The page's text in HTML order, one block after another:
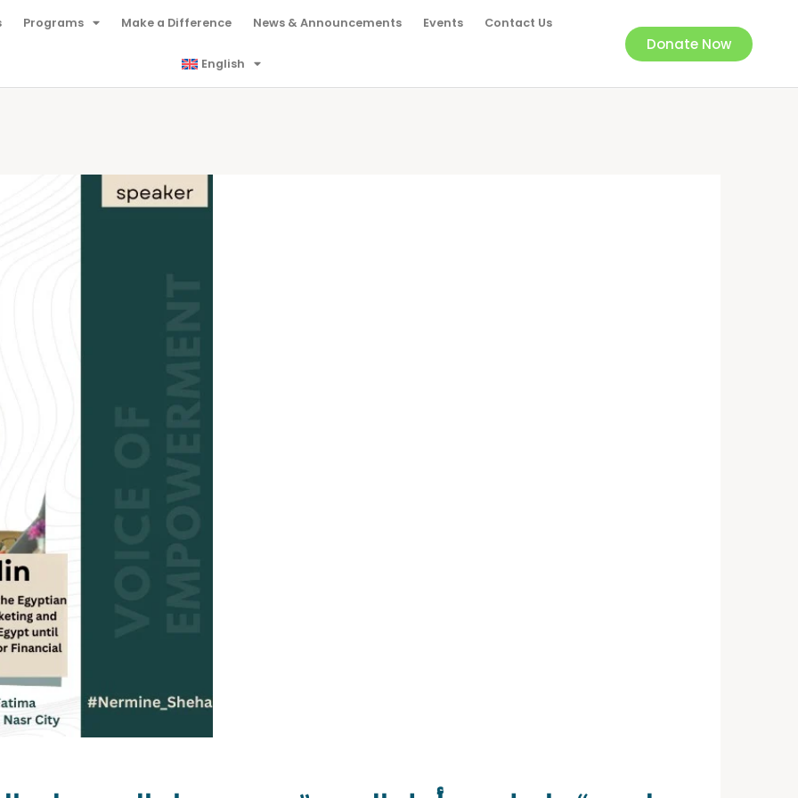
Programs Make a Difference News & Announcements Events Contact Us
English
Donate Now